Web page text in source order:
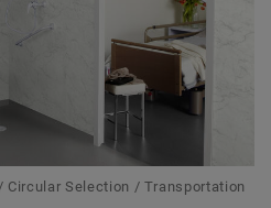
Circular Selection / Transportation